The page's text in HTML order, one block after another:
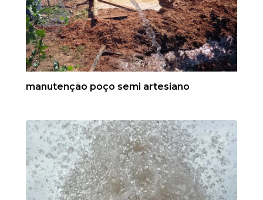
manutenção poço semi artesiano